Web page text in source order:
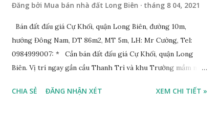
Đăng bởi Mua bán nhà đất Long Biên tháng 8 04, 2021
Bán đất đấu giá Cự Khối, quận Long Biên, đường 10m,
hướng Đông Nam, DT 86m2, MT 5m, LH: Mr Cường, Tel:
0984999007: * Cần bán đất đấu giá Cự Khối, quận Long
Biên. Vị trí ngay gần cầu Thanh Trì và khu Trường mầm non,
đấu giá phường Cự Khối, khu đấu giá mới năm 2020, hạ tầng
CHIA SẺ ĐĂNG NHẬN XÉT XEM CHI TIẾT »